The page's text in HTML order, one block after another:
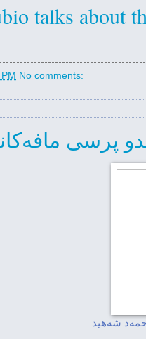
talks about
No comments:
پرسی
شەهید